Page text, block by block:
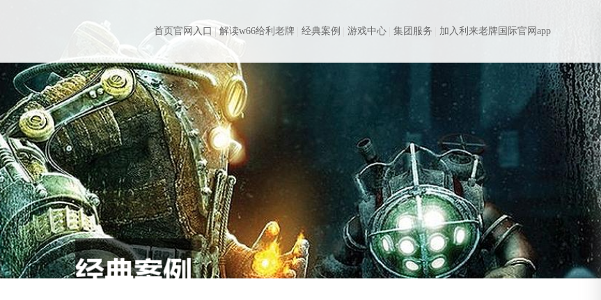
首页官网入口 解读w66给利老牌 经典案例 游戏中心 集团服务 加入利来老牌国际官网app